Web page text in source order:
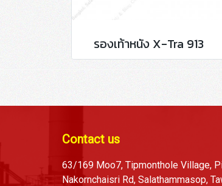
รองเท้าหนัง X-Tra 913
Contact us
63/169 Moo7, Tipmonthole Village,
Nakornchaisri Rd, Salathammasop,